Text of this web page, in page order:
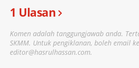
1 Ulasan
Komen adalah tanggungjawab anda.
SKMM. Untuk pengiklanan, boleh email ke
editor@hasrulhassan.com.